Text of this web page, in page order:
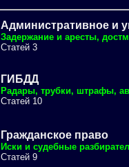
Административное и
Задержание и аресты,
Статей 3
ГИБДД
Радары, трубки, штрафы,
Статей 10
Гражданское право
Иски и судебные
Статей 9